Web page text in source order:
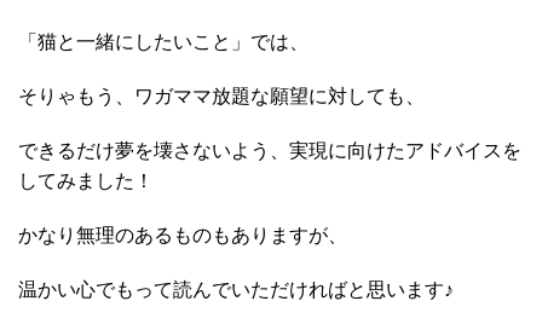
「猫と一緒にしたいこと」では、
そりゃもう、ワガママ放題な願望に対しても、
できるだけ夢を壊さないよう、実現に向けたアドバイスを
してみました！
かなり無理のあるものもありますが、
温かい心でもって読んでいただければと思います♪